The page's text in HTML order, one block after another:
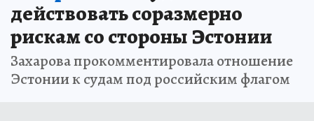
действовать соразмерно
рискам со стороны Эстонии
Захарова прокомментировала отношение
Эстонии к судам под российским флагом